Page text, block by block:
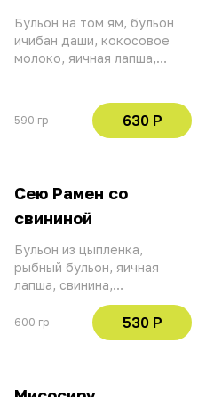
Бульон на том ям, бульон
ичибан даши, кокосовое
молоко, яичная лапша,
куриное филе сувид,
томаты черри, кинза, грибы
590 гр 630 Р
Сею Рамен со
свининой
Бульон из цыпленка,
рыбный бульон, яичная
лапша, свинина,
маринованное яйцо, соус
соевый, зеленый лук,
водоросли нори, чесночное
и лук порей
600 гр 530 Р